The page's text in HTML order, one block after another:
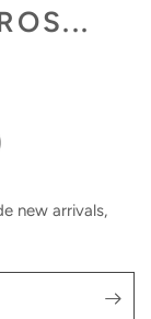
new arrivals,